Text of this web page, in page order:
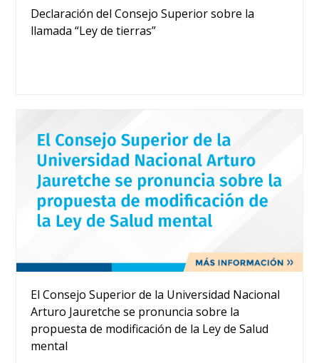
Declaración del Consejo Superior sobre la
llamada “Ley de tierras”
El Consejo Superior de la Universidad Nacional
Arturo Jauretche se pronuncia sobre la
propuesta de modificación de la Ley de Salud
mental